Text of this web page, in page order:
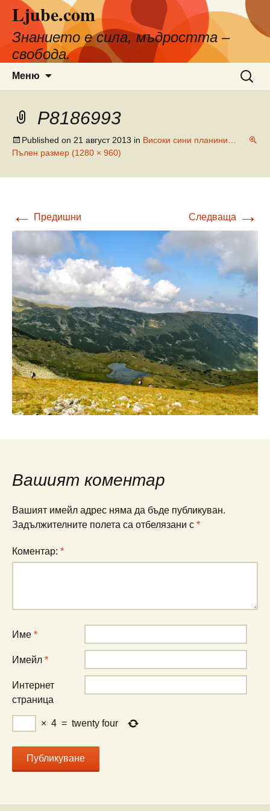
съдържанието
Ljube.com
Знанието е сила, мъдростта –
свобода.
Меню
за:
P8186993
Published on 21 август 2013 in Високи сини планини…
Пълен размер (1280 × 960)
← Предишни Следваща →
Вашият коментар
Вашият имейл адрес няма да бъде публикуван.
Задължителните полета са отбелязани с *
Коментар: *
Име *
Имейл *
Интернет
страница
× 4 = twenty four